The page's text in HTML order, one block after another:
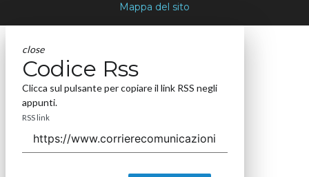
Mappa del sito
close
Codice Rss
Clicca sul pulsante per copiare il link RSS negli
appunti.
RSS link